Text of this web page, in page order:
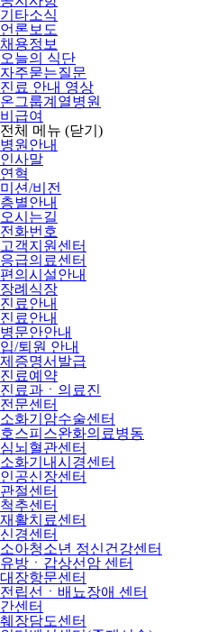
기타소식
언론보도
채용정보
오늘의 식단
자주묻는질문
진료 안내 영상
온그룹계열병원
비급여
전체 메뉴 (닫기)
병원안내
인사말
연혁
미션/비전
층별안내
오시는길
전화번호
고객지원센터
응급의료센터
편의시설안내
장례식장
진료안내
진료안내
병문안안내
입/퇴원 안내
제증명서발급
진료예약
진료과ㆍ의료진
전문센터
소화기암수술센터
호스피스완화의료병동
심뇌혈관센터
소화기내시경센터
인공신장센터
관절센터
척추센터
재활치료센터
신경센터
소아청소년 정신건강센터
유방ㆍ갑상선암 센터
대장항문센터
전립선ㆍ배뇨장애 센터
간센터
췌장담도센터